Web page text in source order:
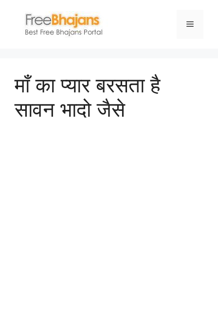
content
Menu
माँ का प्यार बरसता है
सावन भादो जैसे